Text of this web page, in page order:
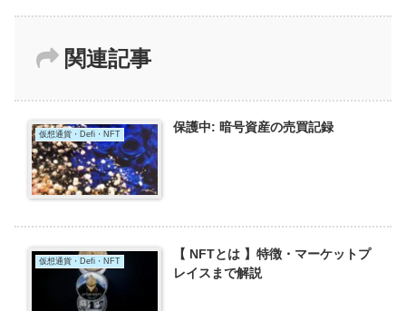
関連記事
仮想通貨・Defi・NFT 保護中: 暗号資産の売買記録
仮想通貨・Defi・NFT
【 NFTとは 】特徴・マーケットプ
レイスまで解説